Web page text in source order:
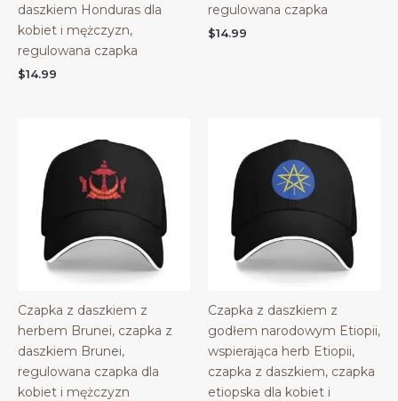
daszkiem Honduras dla
kobiet i mężczyzn,
regulowana czapka
$14.99
regulowana czapka
$14.99
Czapka z daszkiem z
herbem Brunei, czapka z
daszkiem Brunei,
regulowana czapka dla
kobiet i mężczyzn
Czapka z daszkiem z
godłem narodowym Etiopii,
wspierająca herb Etiopii,
czapka z daszkiem, czapka
etiopska dla kobiet i